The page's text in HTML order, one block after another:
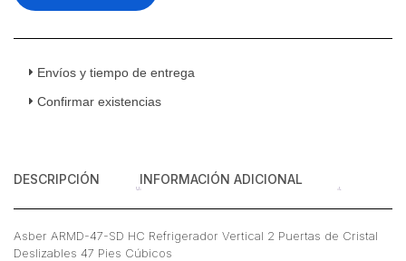
2
CristalEnvíos y tiempo de entrega
Confirmar existencias
DESCRIPCIÓN INFORMACIÓN ADICIONAL
Asber ARMD-47-SD HC Refrigerador Vertical 2 Puertas de Cristal
Deslizables 47 Pies Cúbicos